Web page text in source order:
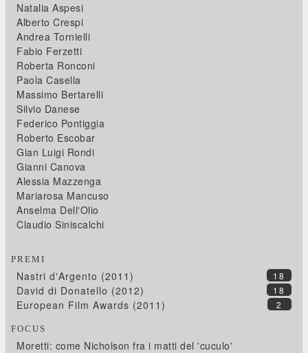
Natalia Aspesi
Alberto Crespi
Andrea Tornielli
Fabio Ferzetti
Roberta Ronconi
Paola Casella
Massimo Bertarelli
Silvio Danese
Federico Pontiggia
Roberto Escobar
Gian Luigi Rondi
Gianni Canova
Alessia Mazzenga
Mariarosa Mancuso
Anselma Dell'Olio
Claudio Siniscalchi
PREMI
18
Nastri d'Argento (2011)
18
David di Donatello (2012)
2
European Film Awards (2011)
FOCUS
Moretti: come Nicholson fra i matti del 'cuculo'